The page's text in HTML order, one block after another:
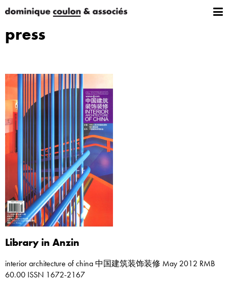
press
Library in Anzin
interior architecture of china 中国建筑装饰装修 May 2012 RMB
60.00 ISSN 1672-2167